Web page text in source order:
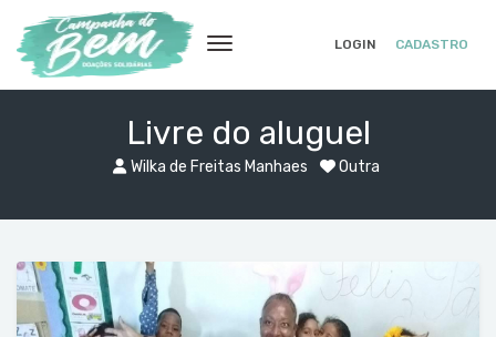
LOGIN CADASTRO
Livre do aluguel
Wilka de Freitas Manhaes Outra